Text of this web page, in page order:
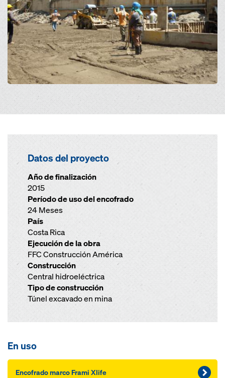
Datos del proyecto
Año de finalización
2015
Período de uso del encofrado
24 Meses
País
Costa Rica
Ejecución de la obra
FFC Construcción América
Construcción
Central hidroeléctrica
Tipo de construcción
Túnel excavado en mina
En uso
Encofrado marco Frami Xlife